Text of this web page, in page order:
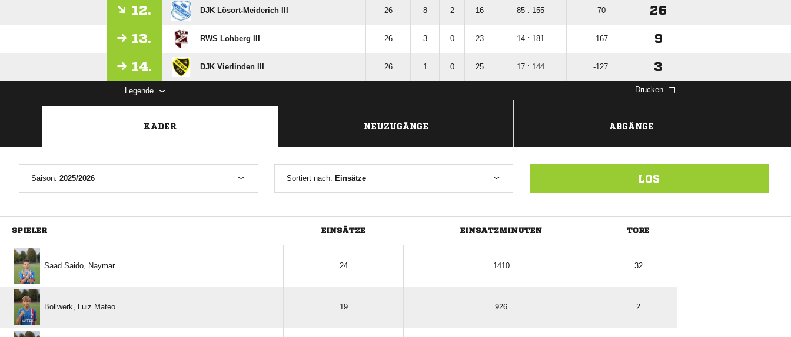
12. DJK Lösort-Meiderich III 26 8 2 16 85 : 155 -70 26
13. RWS Lohberg III 26 3 0 23 14 : 181 -167 9
14. DJK Vierlinden III 26 1 0 25 17 : 144 -127 3
Legende Drucken
KADER NEUZUGÄNGE ABGÄNGE
Saison: 2025/2026 Sortiert nach: Einsätze LOS
SPIELER EINSÄTZE EINSATZMINUTEN TORE
   24 1410 32
   19 926 2